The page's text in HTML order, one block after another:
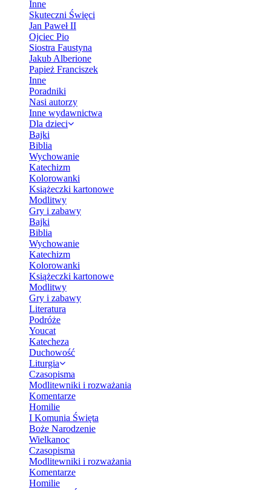
Inne
Skuteczni Święci
Jan Paweł II
Ojciec Pio
Siostra Faustyna
Jakub Alberione
Papież Franciszek
Inne
Poradniki
Nasi autorzy
Inne wydawnictwa
Dla dzieci
Bajki
Biblia
Wychowanie
Katechizm
Kolorowanki
Książeczki kartonowe
Modlitwy
Gry i zabawy
Bajki
Biblia
Wychowanie
Katechizm
Kolorowanki
Książeczki kartonowe
Modlitwy
Gry i zabawy
Literatura
Podróże
Youcat
Katecheza
Duchowość
Liturgia
Czasopisma
Modlitewniki i rozważania
Komentarze
Homilie
I Komunia Święta
Boże Narodzenie
Wielkanoc
Czasopisma
Modlitewniki i rozważania
Komentarze
Homilie